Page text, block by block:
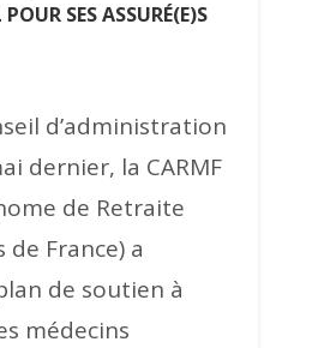
SES ASSURÉ(E)S
d’administration
dernier, la CARMF
de Retraite
de France) a
de soutien à
médecins